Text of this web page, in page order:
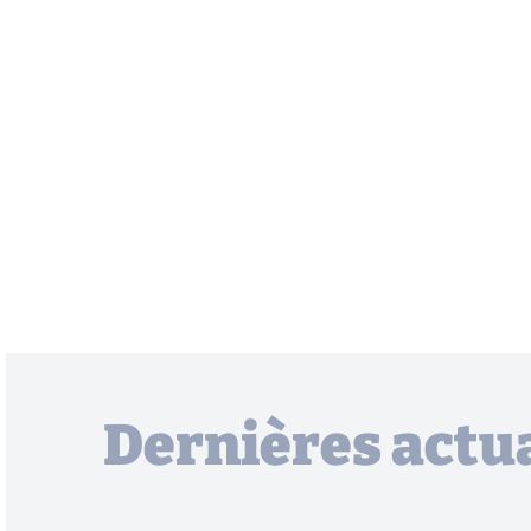
Dernières